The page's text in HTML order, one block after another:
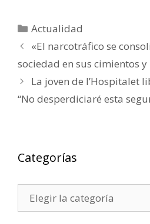
Categorías
Actualidad
«El narcotráfico se
sociedad en sus cimientos y
La joven de l’Hospitalet
“No desperdiciaré esta
Categorías